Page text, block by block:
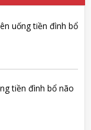
tiền đình bổ não
số 0 Hohoemi